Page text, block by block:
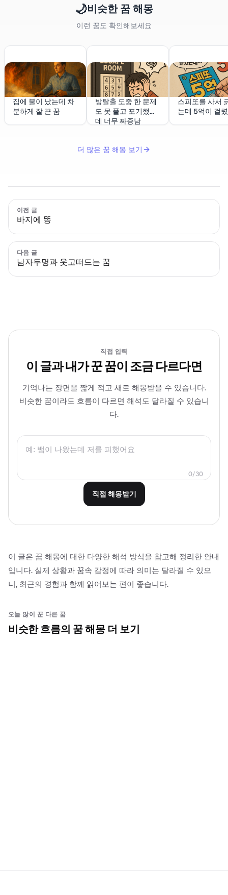
🌙비슷한 꿈 해몽
이런 꿈도 확인해보세요
집에 불이 났는데 차
분하게 잘 끈 꿈
방탈출 도중 한 문제
도 못 풀고 포기했는
데 너무 짜증남
스피또를 사서
는데 5억이 걸
더 많은 꿈 해몽 보기
이전 글
바지에 똥
다음 글
남자두명과 웃고떠드는 꿈
직접 입력
이 글과 내가 꾼 꿈이 조금 다르다면
기억나는 장면을 짧게 적고 새로 해몽받을 수 있습니다.
비슷한 꿈이라도 흐름이 다르면 해석도 달라질 수 있습니
다.
0/30
직접 해몽받기
이 글은 꿈 해몽에 대한 다양한 해석 방식을 참고해 정리한 안내
입니다. 실제 상황과 꿈속 감정에 따라 의미는 달라질 수 있으
니, 최근의 경험과 함께 읽어보는 편이 좋습니다.
오늘 많이 꾼 다른 꿈
비슷한 흐름의 꿈 해몽 더 보기